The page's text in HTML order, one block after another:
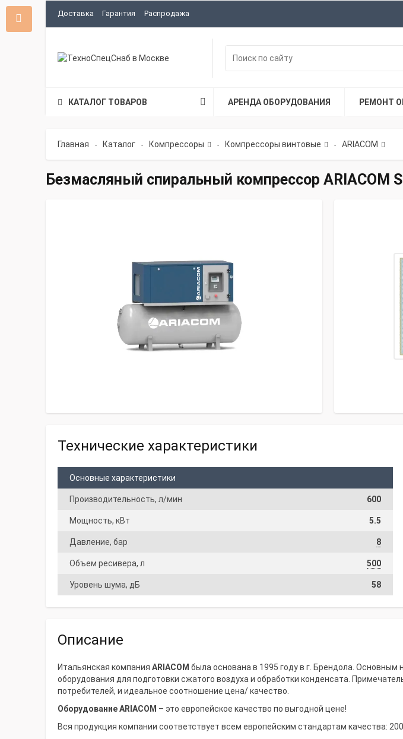
Доставка Гарантия Распродажа
КАТАЛОГ ТОВАРОВ АРЕНДА ОБОРУДОВАНИЯ РЕМОНТ
Главная - Каталог - Компрессоры - Компрессоры винтовые - ARIACOM
Безмасляный спиральный компрессор ARIACOM
Технические характеристики
Основные характеристики
Производительность, л/мин 600
Мощность, кВт 5.5
Давление, бар 8
Объем ресивера, л 500
Уровень шума, дБ 58
Описание
Итальянская компания ARIACOM была основана в 1995 году в г. Брендола.
оборудования для подготовки сжатого воздуха и обработки конденсата.
потребителей, и идеальное соотношение цена/ качество.
Оборудование ARIACOM – это европейское качество по выгодной цене!
Вся продукция компании соответствует всем европейским стандартам качества: